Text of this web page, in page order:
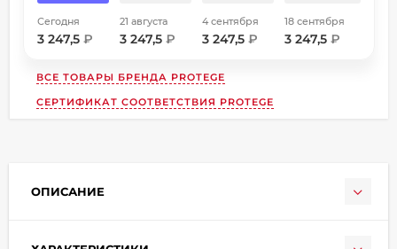
Сегодня
3 247,5 ₽
21 августа
3 247,5 ₽
4 сентября
3 247,5 ₽
18 сентября
3 247,5₽
ВСЕ ТОВАРЫ БРЕНДА PROTEGE
СЕРТИФИКАТ СООТВЕТСТВИЯ PROTEGE
ОПИСАНИЕ